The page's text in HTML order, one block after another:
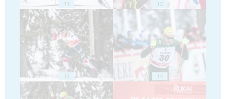
11 12
13 14